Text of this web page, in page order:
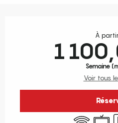
À
1
Semaine
Voir tous
WiFi